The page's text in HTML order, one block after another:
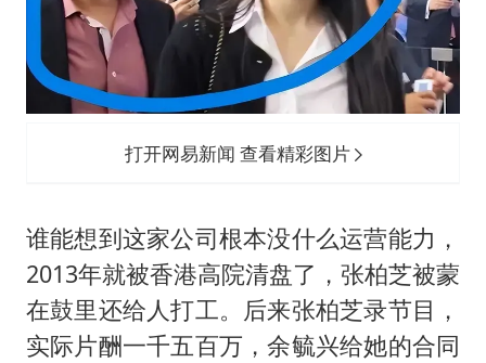
打开网易新闻 查看精彩图片
谁能想到这家公司根本没什么运营能力，
2013年就被香港高院清盘了，张柏芝被蒙
在鼓里还给人打工。后来张柏芝录节目，
实际片酬一千五百万，余毓兴给她的合同